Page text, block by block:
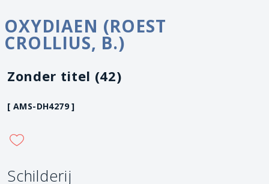
OXYDIAEN (ROEST
CROLLIUS, B.)
Zonder titel (42)
[ AMS-DH4279 ]
Schilderij